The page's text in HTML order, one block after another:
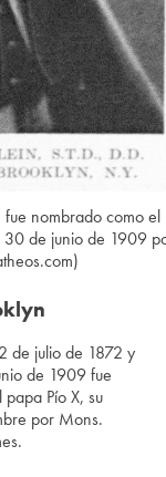
nombrado como el
30 de junio de 1909
de julio de 1872 y
de 1909 fue
Pío X, su
por Mons.